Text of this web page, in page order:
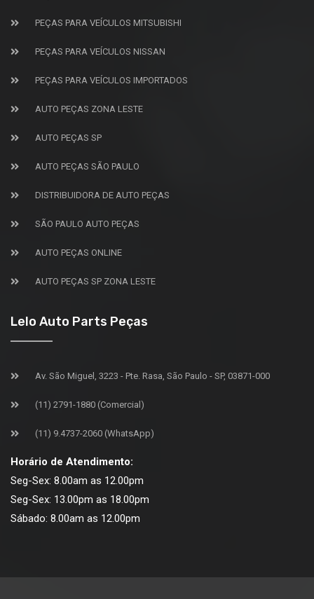
PEÇAS PARA VEÍCULOS MITSUBISHI
PEÇAS PARA VEÍCULOS NISSAN
PEÇAS PARA VEÍCULOS IMPORTADOS
AUTO PEÇAS ZONA LESTE
AUTO PEÇAS SP
AUTO PEÇAS SÃO PAULO
DISTRIBUIDORA DE AUTO PEÇAS
SÃO PAULO AUTO PEÇAS
AUTO PEÇAS ONLINE
AUTO PEÇAS SP ZONA LESTE
Lelo Auto Parts Peças
Av. São Miguel, 3223 - Pte. Rasa, São Paulo - SP, 03871-000
(11) 2791-1880 (Comercial)
(11) 9.4737-2060 (WhatsApp)
Horário de Atendimento:
Seg-Sex: 8.00am as 12.00pm
Seg-Sex: 13.00pm as 18.00pm
Sábado: 8.00am as 12.00pm